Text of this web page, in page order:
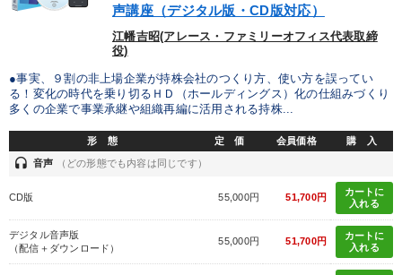
リーダーの魅力向上 経営を改善したい
キーワード
プロ経営者
声講座（デジタル版・CD版対応）
江幡吉昭(アレース・ファミリーオフィス代表取締
役)
●事実、９割の非上場企業が持株会社のつくり方、使い方を誤ってい
る！変化の時代を乗り切るＨＤ（ホールディングス）化の仕組みづくり
多くの企業で事業承継や組織再編に活用される持株...
形 態 定 価 会員価格 購 入
headset 音声 （どの形態でも内容は同じです）
CD版 55,000円 51,700円
カートに
入れる
デジタル音声版
（配信＋ダウンロード）
55,000円 51,700円
カートに
入れる